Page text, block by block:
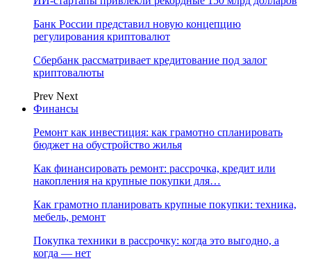
Банк России представил новую концепцию
регулирования криптовалют
Сбербанк рассматривает кредитование под залог
криптовалюты
Prev Next
Финансы
Ремонт как инвестиция: как грамотно спланировать
бюджет на обустройство жилья
Как финансировать ремонт: рассрочка, кредит или
накопления на крупные покупки для…
Как грамотно планировать крупные покупки: техника,
мебель, ремонт
Покупка техники в рассрочку: когда это выгодно, а
когда — нет